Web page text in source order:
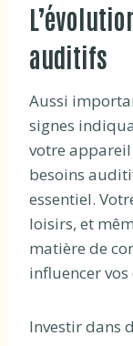
auditifs
Aussi
signes
votre
besoins
essentiel.
loisirs, et
matière de
influencer
Investir dans